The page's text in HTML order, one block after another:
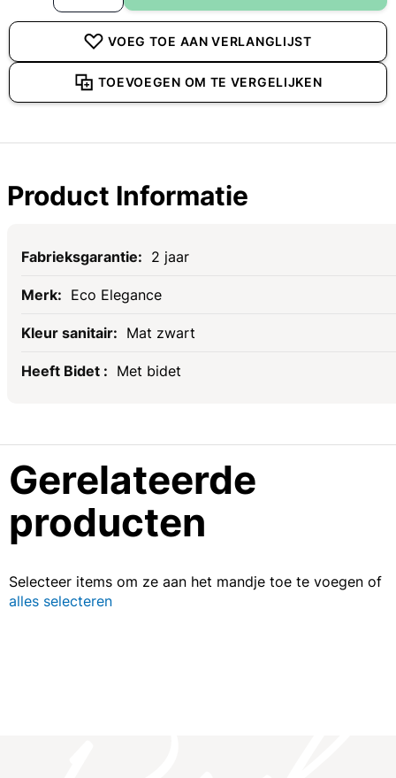
VOEG TOE AAN VERLANGLIJST
TOEVOEGEN OM TE VERGELIJKEN
Product Informatie
Specificaties
2 jaar
Eco Elegance
Mat zwart
Met bidet
Gerelateerde
producten
Selecteer items om ze aan het mandje toe te voegen of
alles selecteren